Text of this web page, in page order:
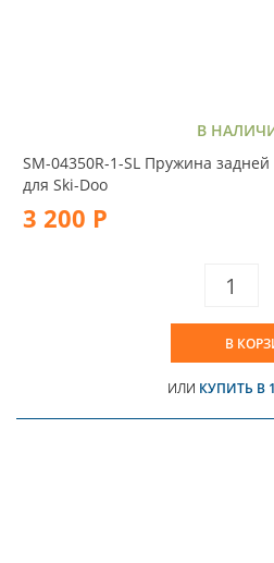
В
SM-04350R-1-SL Пружина
для Ski-Doo
3 200 Р
В
ИЛИ КУПИТЬ В